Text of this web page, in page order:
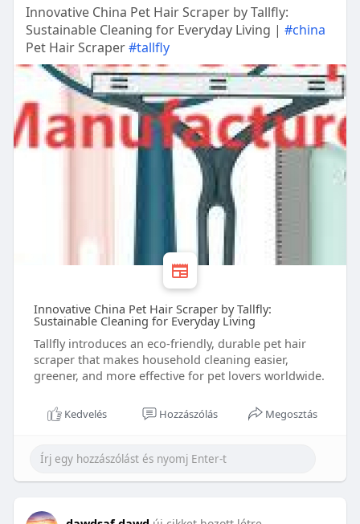
Innovative China Pet Hair Scraper by Tallfly:
Sustainable Cleaning for Everyday Living | #china
Pet Hair Scraper#tallfly
Innovative China Pet Hair Scraper by Tallfly:
Sustainable Cleaning for Everyday Living
Tallfly introduces an eco-friendly, durable pet hair
scraper that makes household cleaning easier,
greener, and more effective for pet lovers worldwide.
Kedvelés Hozzászólás Megosztás